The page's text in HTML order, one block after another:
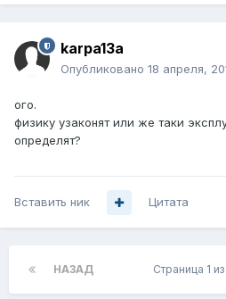
karpa13a
Опубликовано 18 апреля,
ого.
физику узаконят или же таки
определят?
Вставить ник Цитата
НАЗАД Страница 1